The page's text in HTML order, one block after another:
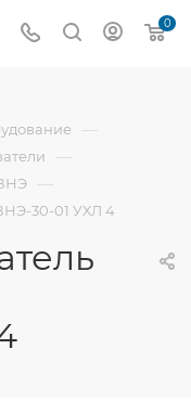
0
—
—
—
30-01 УХЛ 4